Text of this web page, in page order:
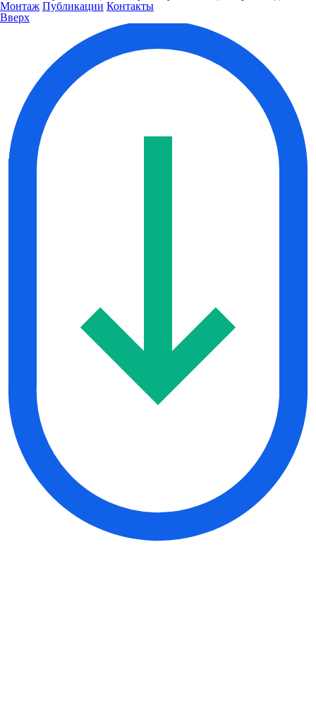
Монтаж Публикации Контакты
Вверх